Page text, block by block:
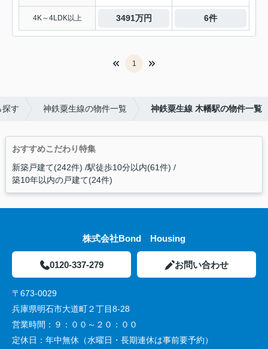
4K～4LDK以上 3491万円 6件
1
探す 神鉄粟生線の物件一覧 神鉄粟生線 木幡駅の物件一覧
おすすめこだわり特集
新築戸建て(242件) 駅徒歩10分以内(61件)
築10年以内の戸建て(24件)
株式会社Bond Housing
0120-337-279 お問い合わせ
〒673-0029
兵庫県明石市大道町２丁目8-28
営業時間： ９：００～２０：００
定休日： 年中無休（水曜日・長期連休は事前要予約）